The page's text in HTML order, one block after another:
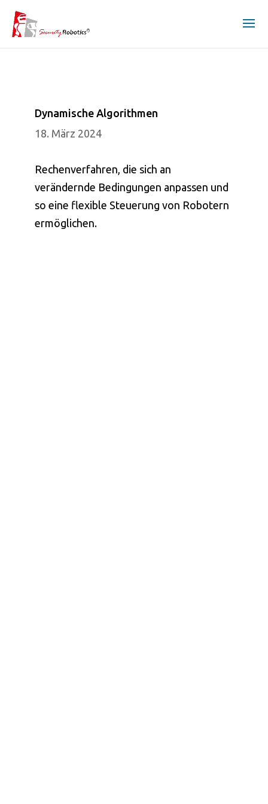
Dynamische Algorithmen
18. März 2024
Rechenverfahren, die sich an
verändernde Bedingungen anpassen und
so eine flexible Steuerung von Robotern
ermöglichen.